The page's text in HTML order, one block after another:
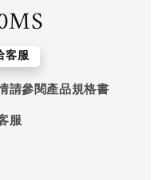
客服
請參閱產品規格書
服